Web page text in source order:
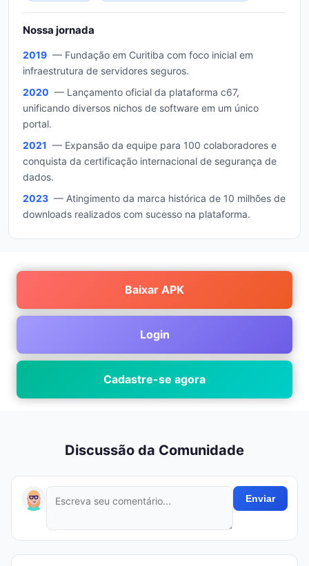
Nossa jornada
2019 — Fundação em Curitiba com foco inicial em
infraestrutura de servidores seguros.
2020 — Lançamento oficial da plataforma c67,
unificando diversos nichos de software em um único
portal.
2021 — Expansão da equipe para 100 colaboradores e
conquista da certificação internacional de segurança de
dados.
2023 — Atingimento da marca histórica de 10 milhões de
downloads realizados com sucesso na plataforma.
Baixar APK
Login
Cadastre-se agora
Discussão da Comunidade
Enviar